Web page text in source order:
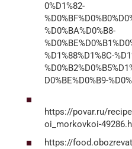
0%D1%82-
%D0%BA%D0%B8-
%D1%88%D1%8C-
D0%BE%D0%B9-
https://povar.ru/
oi_morkovkoi-
https://